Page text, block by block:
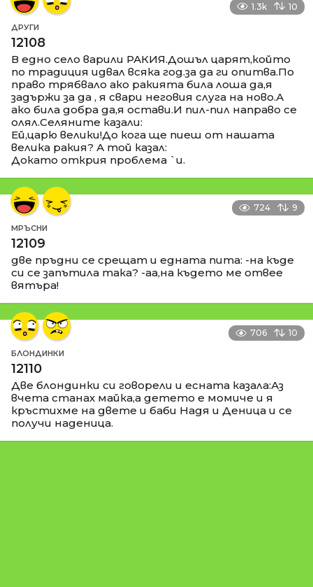
1.3k 10
ДРУГИ
12108
В едно село варили РАКИЯ.Дошъл царят,който
по традиция идвал всяка год.за да ги опитва.По
право трябвало ако ракията била лоша да,я
задържи за да , я свари неговия слуга на ново.А
ако била добра да,я остави.И пил-пил направо се
олял.Селяните казали:
Ей,царю велики!До кога ще пиеш от нашата
велика ракия? А той казал:
Докато открия проблема `и.
724 9
МРЪСНИ
12109
две пръдни се срещат и едната пита: -на къде
си се запътила така? -аа,на където ме отвее
вятъра!
706 10
БЛОНДИНКИ
12110
Две блондинки си говорели и есната казала:Аз
вчета станах майка,а детето е момиче и я
кръстихме на двете и баби Надя и Деница и се
получи наденица.